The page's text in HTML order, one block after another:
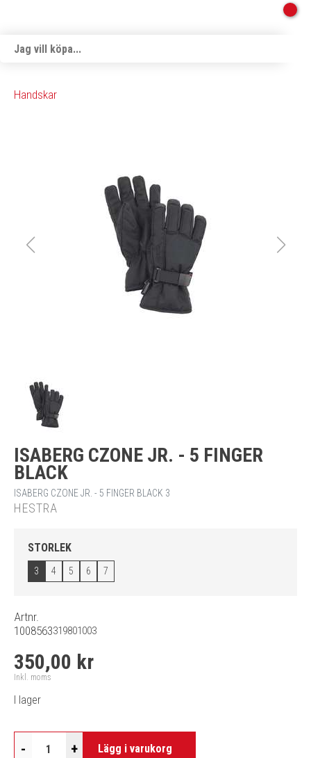
Handskar
ISABERG CZONE JR. - 5 FINGER
BLACK
ISABERG CZONE JR. - 5 FINGER BLACK 3
HESTRA
STORLEK
3 4 5 6 7
Artnr.
1008563319801003
350,00 kr
Inkl. moms
I lager
- + Lägg i varukorg